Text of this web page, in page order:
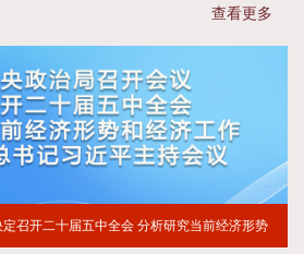
查看更多
召开二十届五中全会 分析研究当前经济形势
与文化遗产保护国际学术研讨会
中心组深入学习习近平总书记关于加强和改进
初心使命——听陈人康同志讲述其父开国上将